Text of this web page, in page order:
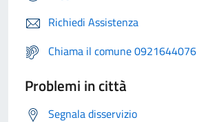
Richiedi Assistenza
Chiama il comune 0921644076
Problemi in città
Segnala disservizio